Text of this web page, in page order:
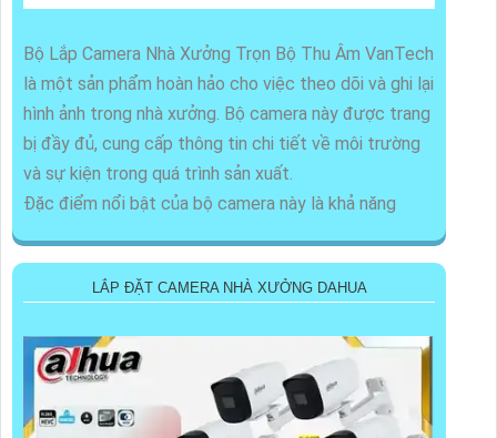
Bộ Lắp Camera Nhà Xưởng Trọn Bộ Thu Âm VanTech
là một sản phẩm hoàn hảo cho việc theo dõi và ghi lại
hình ảnh trong nhà xưởng. Bộ camera này được trang
bị đầy đủ, cung cấp thông tin chi tiết về môi trường
và sự kiện trong quá trình sản xuất.
Đặc điểm nổi bật của bộ camera này là khả năng
LẮP ĐẶT CAMERA NHÀ XƯỞNG DAHUA